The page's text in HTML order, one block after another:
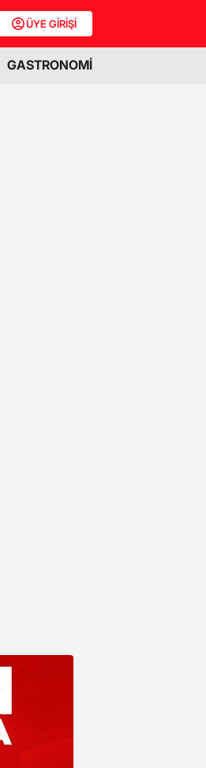
ÜYE GİRİŞİ
GASTRONOMİ